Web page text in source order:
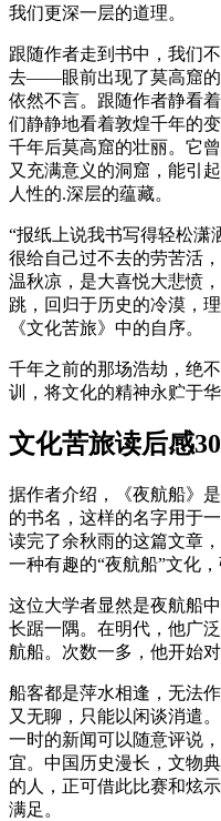
我们更深一层的道理。
跟随作者走到书中，我们
去——眼前出现了莫高窟的
依然不言。跟随作者静看
们静静地看着敦煌千年的
千年后莫高窟的壮丽。它
又充满意义的洞窟，能引
人性的.深层的蕴藏。
“报纸上说我书写得轻松潇
很给自己过不去的劳苦活
温秋凉，是大喜悦大悲愤
跳，回归于历史的冷漠，
《文化苦旅》中的自序。
千年之前的那场浩劫，绝
训，将文化的精神永贮于华
文化苦旅读后感
据作者介绍，《夜航船》
的书名，这样的名字用于
读完了余秋雨的这篇文章
一种有趣的“夜航船”文化
这位大学者显然是夜航船
长踞一隅。在明代，他广
航船。次数一多，他开始
船客都是萍水相逢，无法
又无聊，只能以闲谈消遣
一时的新闻可以随意评说
宜。中国历史漫长，文物
的人，正可借此比赛和炫
满足。